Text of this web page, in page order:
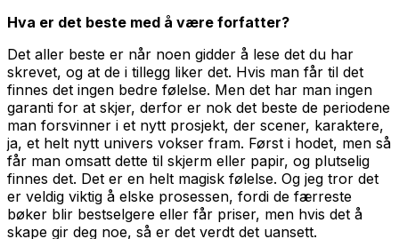
Hva er det beste med å være forfatter?
Det aller beste er når noen gidder å lese det du har
skrevet, og at de i tillegg liker det. Hvis man får til det
finnes det ingen bedre følelse. Men det har man ingen
garanti for at skjer, derfor er nok det beste de periodene
man forsvinner i et nytt prosjekt, der scener, karaktere,
ja, et helt nytt univers vokser fram. Først i hodet, men så
får man omsatt dette til skjerm eller papir, og plutselig
finnes det. Det er en helt magisk følelse. Og jeg tror det
er veldig viktig å elske prosessen, fordi de færreste
bøker blir bestselgere eller får priser, men hvis det å
skape gir deg noe, så er det verdt det uansett.